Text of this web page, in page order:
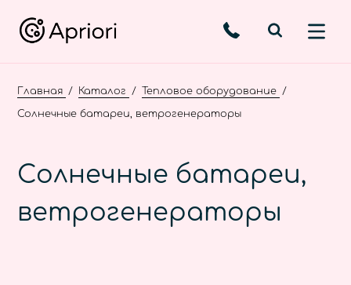
Главная Каталог Тепловое оборудование
Солнечные батареи, ветрогенераторы
Солнечные батареи,
ветрогенераторы